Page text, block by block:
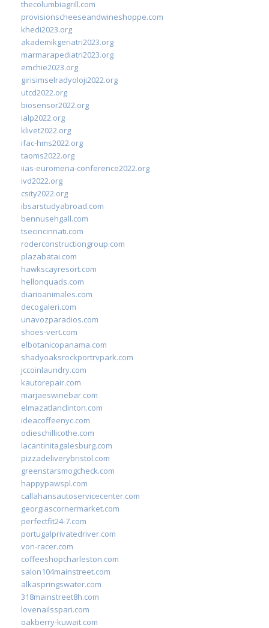
thecolumbiagrill.com
provisionscheeseandwineshoppe.com
khedi2023.org
akademikgeriatri2023.org
marmarapediatri2023.org
emchie2023.org
girisimselradyoloji2022.org
utcd2022.org
biosensor2022.org
ialp2022.org
klivet2022.org
ifac-hms2022.org
taoms2022.org
iias-euromena-conference2022.org
ivd2022.org
csity2022.org
ibsarstudyabroad.com
bennusehgall.com
tsecincinnati.com
roderconstructiongroup.com
plazabatai.com
hawkscayresort.com
hellonquads.com
diarioanimales.com
decogaleri.com
unavozparadios.com
shoes-vert.com
elbotanicopanama.com
shadyoaksrockportrvpark.com
jccoinlaundry.com
kautorepair.com
marjaeswinebar.com
elmazatlanclinton.com
ideacoffeenyc.com
odieschillicothe.com
lacantinitagalesburg.com
pizzadeliverybristol.com
greenstarsmogcheck.com
happypawspl.com
callahansautoservicecenter.com
georgiascornermarket.com
perfectfit24-7.com
portugalprivatedriver.com
von-racer.com
coffeeshopcharleston.com
salon104mainstreet.com
alkaspringswater.com
318mainstreet8h.com
lovenailsspari.com
oakberry-kuwait.com